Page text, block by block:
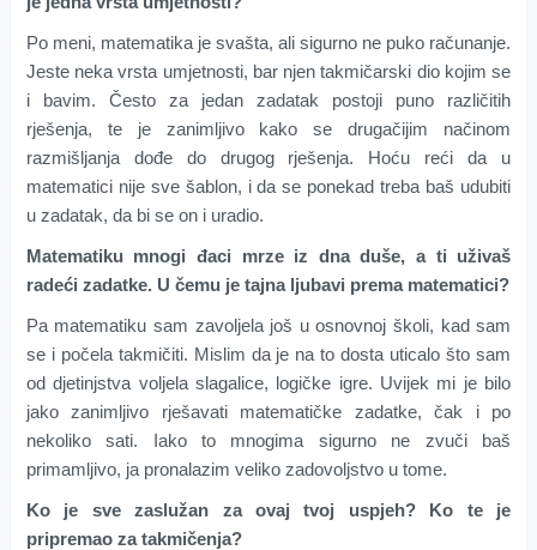
Po meni, matematika je svašta, ali sigurno ne puko računanje.
Jeste neka vrsta umjetnosti, bar njen takmičarski dio kojim se
i bavim. Često za jedan zadatak postoji puno različitih
rješenja, te je zanimljivo kako se drugačijim načinom
razmišljanja dođe do drugog rješenja. Hoću reći da u
matematici nije sve šablon, i da se ponekad treba baš udubiti
u zadatak, da bi se on i uradio.
Matematiku mnogi đaci mrze iz dna duše, a ti uživaš
radeći zadatke. U čemu je tajna ljubavi prema matematici?
Pa matematiku sam zavoljela još u osnovnoj školi, kad sam
se i počela takmičiti. Mislim da je na to dosta uticalo što sam
od djetinjstva voljela slagalice, logičke igre. Uvijek mi je bilo
jako zanimljivo rješavati matematičke zadatke, čak i po
nekoliko sati. Iako to mnogima sigurno ne zvuči baš
primamljivo, ja pronalazim veliko zadovoljstvo u tome.
Ko je sve zaslužan za ovaj tvoj uspjeh? Ko te je
pripremao za takmičenja?